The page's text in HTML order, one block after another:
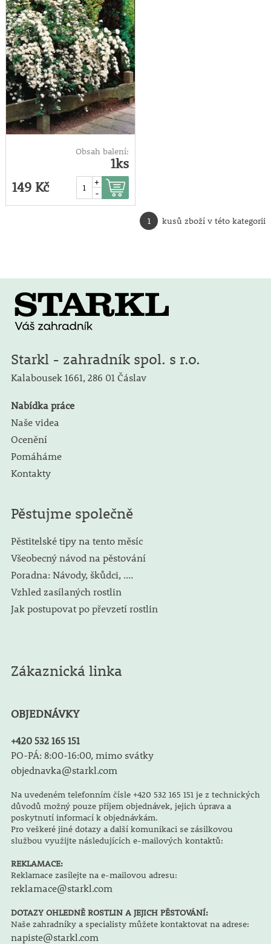
Obsah balení:
1ks
149 Kč
+
-
1 kusů zboží v této kategorii
Starkl - zahradník spol. s r.o.
Kalabousek 1661, 286 01 Čáslav
Nabídka práce
Naše videa
Ocenění
Pomáháme
Kontakty
Pěstujme společně
Pěstitelské tipy na tento měsíc
Všeobecný návod na pěstování
Poradna: Návody, škůdci, ....
Vzhled zasílaných rostlin
Jak postupovat po převzetí rostlin
Zákaznická linka
OBJEDNÁVKY
+420 532 165 151
PO-PÁ: 8:00-16:00, mimo svátky
objednavka@starkl.com
Na uvedeném telefonním čísle +420 532 165 151 je z technických
důvodů možný pouze příjem objednávek, jejich úprava a
poskytnutí informací k objednávkám.
Pro veškeré jiné dotazy a další komunikaci se zásilkovou
službou využijte následujících e-mailových kontaktů:
REKLAMACE:
Reklamace zasílejte na e-mailovou adresu:
reklamace@starkl.com
DOTAZY OHLEDNĚ ROSTLIN A JEJICH PĚSTOVÁNÍ:
Naše zahradníky a specialisty můžete kontaktovat na adrese:
napiste@starkl.com